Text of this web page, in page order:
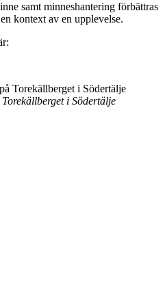
samt minneshantering förbättras
kontext av en upplevelse.
i Södertälje